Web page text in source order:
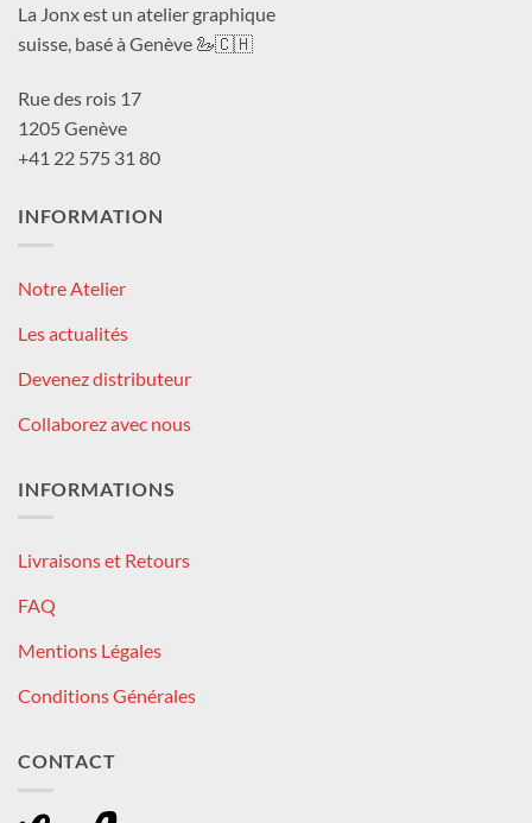
La Jonx est un atelier graphique
suisse, basé à Genève 🦢🇨🇭
Rue des rois 17
1205 Genève
+41 22 575 31 80
INFORMATION
Notre Atelier
Les actualités
Devenez distributeur
Collaborez avec nous
INFORMATIONS
Livraisons et Retours
FAQ
Mentions Légales
Conditions Générales
CONTACT